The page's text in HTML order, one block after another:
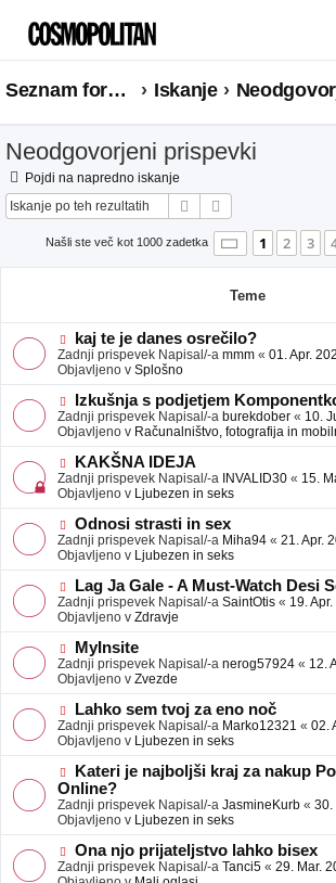
Seznam forumov Iskanje
Neodgovorjeni prispevki
Pojdi na napredno iskanje
Iskanje
Našli ste več kot 1000 zadetka Stran 1od34
1 2 3
Teme
N
o
v
e
o
b
j
a
v
e
kaj te je danes osrečilo?
Zadnji prispevek Napisal/-a mmm « 01. Apr.
Objavljeno v Splošno
N
o
v
e
o
b
j
a
v
e
Izkušnja s podjetjem
Zadnji prispevek Napisal/-a burekdober « 10.
Objavljeno v Računalništvo, fotografija in
N
o
v
e
o
b
j
a
v
e
KAKŠNA IDEJA
Zadnji prispevek Napisal/-a INVALID30 « 15.
Objavljeno v Ljubezen in seks
N
o
v
e
o
b
j
a
v
e
Odnosi strasti in sex
Zadnji prispevek Napisal/-a Miha94 « 21. Apr.
Objavljeno v Ljubezen in seks
N
o
v
e
o
b
j
a
v
e
Lag Ja Gale - A Must-Watch Desi
Zadnji prispevek Napisal/-a SaintOtis « 19.
Objavljeno v Zdravje
N
o
v
e
o
b
j
a
v
e
MyInsite
Zadnji prispevek Napisal/-a nerog57924 « 12.
Objavljeno v Zvezde
N
o
v
e
o
b
j
a
v
e
Lahko sem tvoj za eno noč
Zadnji prispevek Napisal/-a Marko12321 « 02.
Objavljeno v Ljubezen in seks
N
o
v
e
o
b
j
a
Kateri je najboljši kraj za nakup
Online?
Zadnji prispevek Napisal/-a JasmineKurb « 30.
Objavljeno v Ljubezen in seks
N
o
v
Ona njo prijateljstvo lahko bisex
Zadnji prispevek Napisal/-a Tanci5 « 29. Mar.